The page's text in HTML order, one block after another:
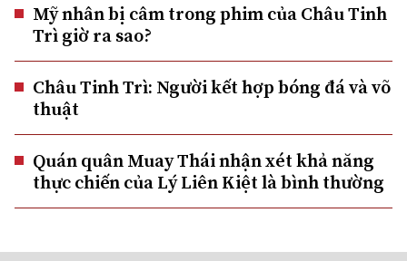
Mỹ nhân bị câm trong phim của Châu Tinh
Trì giờ ra sao?
Châu Tinh Trì: Người kết hợp bóng đá và võ
thuật
Quán quân Muay Thái nhận xét khả năng
thực chiến của Lý Liên Kiệt là bình thường